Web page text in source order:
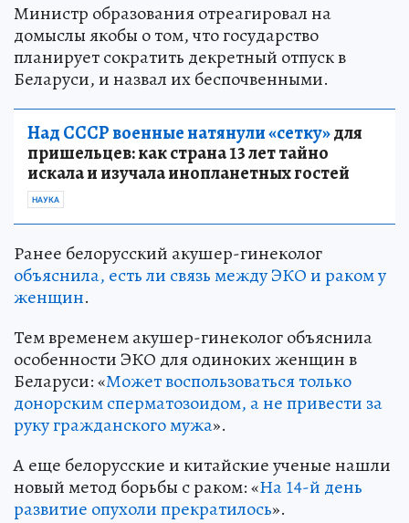
Министр образования отреагировал на
домыслы якобы о том, что государство
планирует сократить декретный отпуск в
Беларуси, и назвал их беспочвенными.
Над СССР военные натянули «сетку»для
пришельцев: как страна 13 лет тайно
искала и изучала инопланетных гостей
НАУКА
Ранее белорусский акушер-гинеколог
объяснила, есть ли связь между ЭКО и раком у
женщин.
Тем временем акушер-гинеколог объяснила
особенности ЭКО для одиноких женщин в
Беларуси: «Может воспользоваться только
донорским сперматозоидом, а не привести за
руку гражданского мужа».
А еще белорусские и китайские ученые нашли
новый метод борьбы с раком: «На 14-й день
развитие опухоли прекратилось».